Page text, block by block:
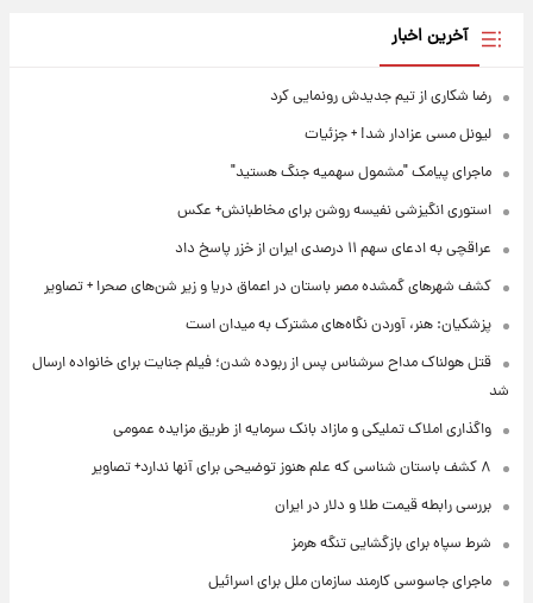
آخرین اخبار
رضا شکاری از تیم جدیدش رونمایی کرد
لیونل مسی عزادار شد! + جزئیات
ماجرای پیامک "مشمول سهمیه جنگ هستید"
استوری انگیزشی نفیسه روشن برای مخاطبانش+ عکس
عراقچی به ادعای سهم ۱۱ درصدی ایران از خزر پاسخ داد
کشف شهرهای گمشده مصر باستان در اعماق دریا و زیر شن‌های صحرا + تصاویر
پزشکیان: هنر، آوردن نگاه‌های مشترک به میدان است
قتل هولناک مداح سرشناس پس از ربوده شدن؛ فیلم جنایت برای خانواده ارسال
شد
واگذاری املاک تملیکی و مازاد بانک سرمایه از طریق مزایده عمومی
۸ کشف باستان شناسی که علم هنوز توضیحی برای آنها ندارد+ تصاویر
بررسی رابطه قیمت طلا و دلار در ایران
شرط سپاه برای بازگشایی تنگه هرمز
ماجرای جاسوسی کارمند سازمان ملل برای اسرائیل